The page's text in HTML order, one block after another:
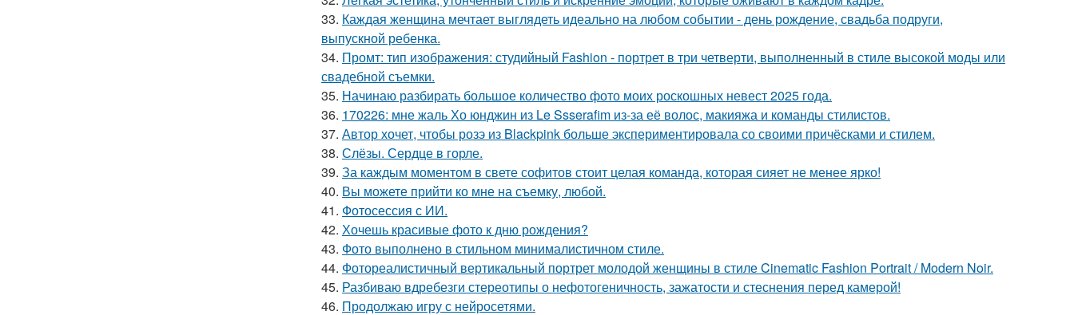
33. Каждая женщина мечтает выглядеть идеально на любом событии - день рождение, свадьба подруги,
выпускной ребенка.
34. Промт: тип изображения: студийный Fashion - портрет в три четверти, выполненный в стиле высокой моды или
свадебной съемки.
35. Начинаю разбирать большое количество фото моих роскошных невест 2025 года.
36. 170226: мне жаль Хо юнджин из Le Ssserafim из-за её волос, макияжа и команды стилистов.
37. Автор хочет, чтобы розэ из Blackpink больше экспериментировала со своими причёсками и стилем.
38. Слёзы. Сердце в горле.
39. За каждым моментом в свете софитов стоит целая команда, которая сияет не менее ярко!
40. Вы можете прийти ко мне на съемку, любой.
41. Фотосессия с ИИ.
42. Хочешь красивые фото к дню рождения?
43. Фото выполнено в стильном минималистичном стиле.
44. Фотореалистичный вертикальный портрет молодой женщины в стиле Cinematic Fashion Portrait / Modern Noir.
45. Разбиваю вдребезги стереотипы о нефотогеничность, зажатости и стеснения перед камерой!
46. Продолжаю игру с нейросетями.